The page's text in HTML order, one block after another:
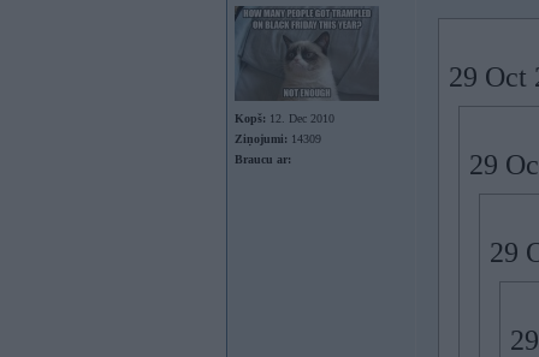
Kopš: 12. Dec 2010
Ziņojumi: 14309
Braucu ar:
29 Oct
29
29